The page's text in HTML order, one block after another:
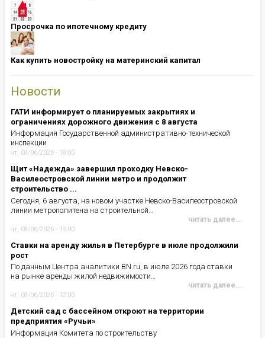
Просрочка по ипотечному кредиту
Как купить новостройку на материнский капитал
Новости
ГАТИ информирует о планируемых закрытиях и
ограничениях дорожного движения с 8 августа
Информация Государственной административно-технической
инспекции
чт, 08/06/2026 - 18:00
Щит «Надежда» завершил проходку Невско-
Василеостровской линии метро и продолжит
строительство ...
Сегодня, 6 августа, на новом участке Невско-Василеостровской
линии метрополитена на строительной…
читать далее...
чт, 08/06/2026 - 15:00
Ставки на аренду жилья в Петербурге в июле продолжили
рост
По данным Центра аналитики BN.ru, в июле 2026 года ставки
на рынке аренды жилой недвижимости…
читать далее...
чт, 08/06/2026 - 12:00
Детский сад с бассейном откроют на территории
предприятия «Ручьи»
Информация Комитета по строительству